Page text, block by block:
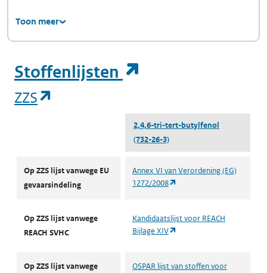
Toon meer
Stoffenlijsten
ZZS
2,4,6-tri-tert-butylfenol
(732-26-3)
Op ZZS lijst vanwege EU
gevaarsindeling
Annex VI van Verordening (EG)
1272/2008
Op ZZS lijst vanwege
REACH SVHC
Kandidaatslijst voor REACH
Bijlage XIV
Op ZZS lijst vanwege
OSPAR lijst van stoffen voor